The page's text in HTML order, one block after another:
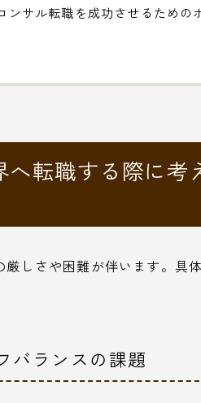
ンサル転職を成功させるための
へ転職する際に考
しさや困難が伴います。具
バランスの課題